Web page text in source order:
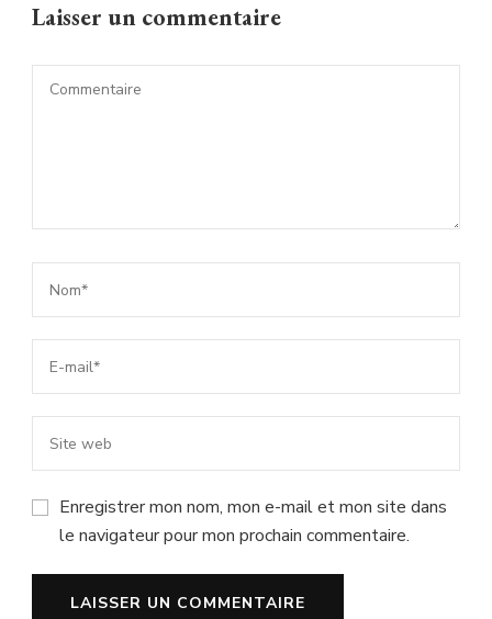
Laisser un commentaire
Enregistrer mon nom, mon e-mail et mon site dans
le navigateur pour mon prochain commentaire.